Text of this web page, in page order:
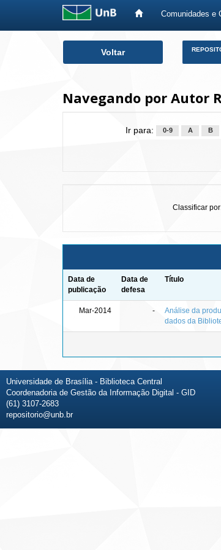
Comunidades e
Voltar
Navegando por Autor
Ir para: 0-9 A B
Classificar
Data de
publicação
Data de
defesa
Título
Mar-2014 -
Análise da
dados da
Universidade de Brasília - Biblioteca Central
Coordenadoria de Gestão da Informação Digital - GID
(61) 3107-2683
repositorio@unb.br